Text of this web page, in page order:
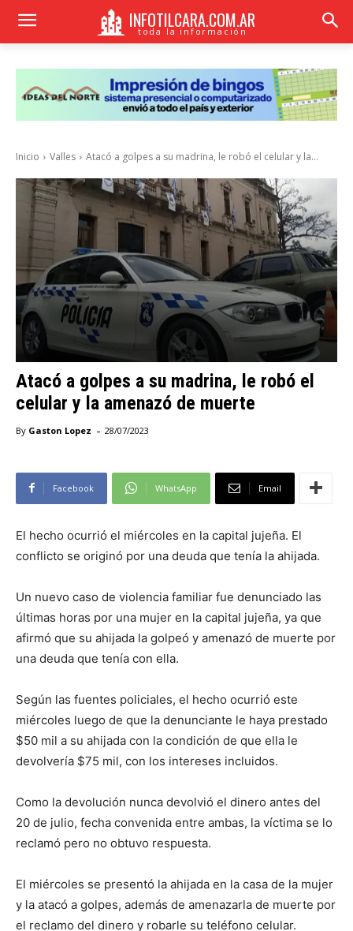
INFOTILCARA.COM.AR
toda la información
Inicio Valles Atacó a golpes a su madrina, le robó el celular y la...
Atacó a golpes a su madrina, le robó el
celular y la amenazó de muerte
By Gaston Lopez - 28/07/2023
Facebook WhatsApp Email
El hecho ocurrió el miércoles en la capital jujeña. El
conflicto se originó por una deuda que tenía la ahijada.
Un nuevo caso de violencia familiar fue denunciado las
últimas horas por una mujer en la capital jujeña, ya que
afirmó que su ahijada la golpeó y amenazó de muerte por
una deuda que tenía con ella.
Según las fuentes policiales, el hecho ocurrió este
miércoles luego de que la denunciante le haya prestado
$50 mil a su ahijada con la condición de que ella le
devolvería $75 mil, con los intereses incluidos.
Como la devolución nunca devolvió el dinero antes del
20 de julio, fecha convenida entre ambas, la víctima se lo
reclamó pero no obtuvo respuesta.
El miércoles se presentó la ahijada en la casa de la mujer
y la atacó a golpes, además de amenazarla de muerte por
el reclamo del dinero y robarle su teléfono celular.